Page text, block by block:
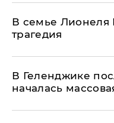
В семье
трагедия
В Геленджике
началась